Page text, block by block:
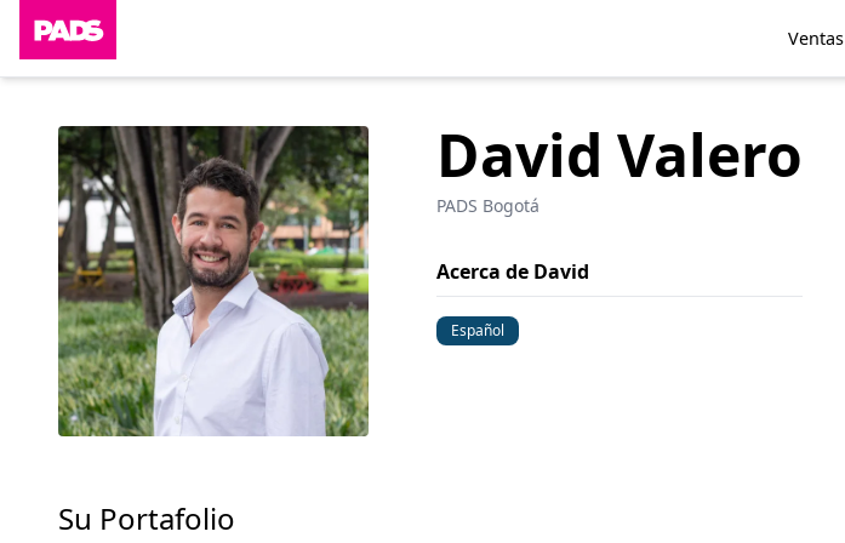
Ventas
David Valero
PADS Bogotá
Acerca de David
Español
Su Portafolio